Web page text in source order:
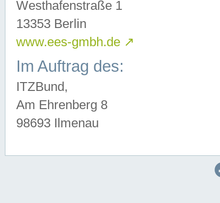
Westhafenstraße 1
13353 Berlin
www.ees-gmbh.de ↗
Im Auftrag des:
ITZBund,
Am Ehrenberg 8
98693 Ilmenau